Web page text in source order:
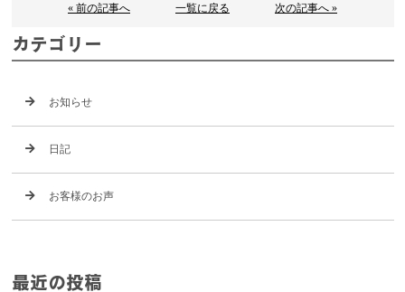
« 前の記事へ 一覧に戻る 次の記事へ »
カテゴリー
お知らせ
日記
お客様のお声
最近の投稿